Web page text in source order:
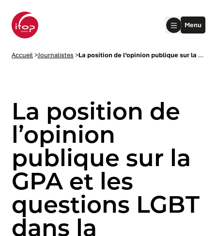
submenu
submenu
Menu
Accueil>Journalistes > La position de l’opinion publique sur la GPA et les questions LGBT dans la campagne des élections européennes
La position de
l’opinion
publique sur la
GPA et les
questions LGBT
dans la